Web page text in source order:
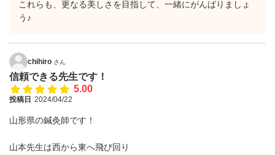
これらも、更なる美しさを目指して、一緒にがんばりましょ
う♪
chihiro さん
信頼できる先生です！
5.00
投稿日 2024/04/22
山形県の鍼灸師です！
山本先生は西から東へ飛び回り